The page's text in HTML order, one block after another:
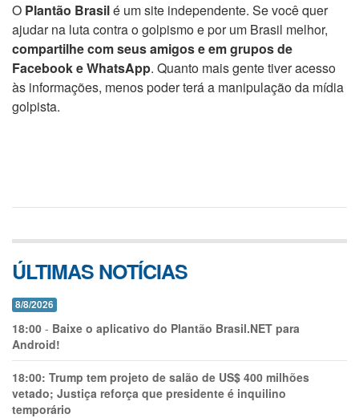
O Plantão Brasilé um site independente. Se você quer
ajudar na luta contra o golpismo e por um Brasil melhor,
compartilhe com seus amigos e em grupos de
Facebook e WhatsApp. Quanto mais gente tiver acesso
às informações, menos poder terá a manipulação da mídia
golpista.
ÚLTIMAS NOTÍCIAS
8/8/2026
18:00 - Baixe o aplicativo do Plantão Brasil.NET para
Android!
18:00: Trump tem projeto de salão de US$ 400 milhões
vetado; Justiça reforça que presidente é inquilino
temporário